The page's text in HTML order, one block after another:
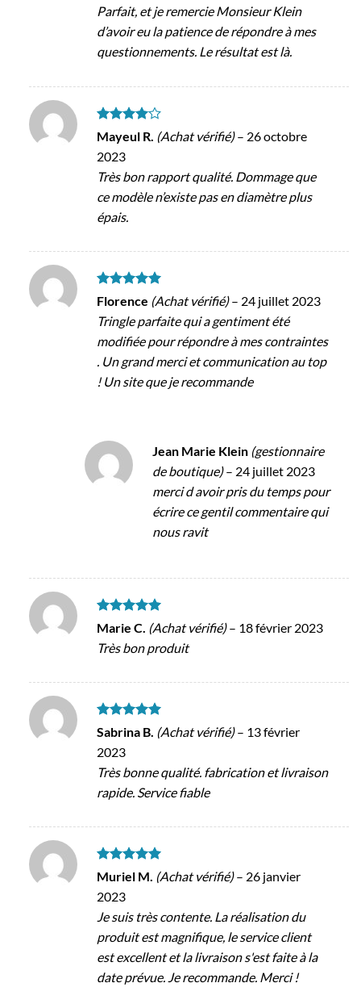
Parfait, et je remercie Monsieur Klein
d’avoir eu la patience de répondre à mes
questionnements. Le résultat est là.
Note4
sur 5
Mayeul R. (Achat vérifié) – 26 octobre
2023
Très bon rapport qualité. Dommage que
ce modèle n’existe pas en diamètre plus
épais.
Note5sur
5
Florence (Achat vérifié) – 24 juillet 2023
Tringle parfaite qui a gentiment été
modifiée pour répondre à mes contraintes
. Un grand merci et communication au top
! Un site que je recommande
Jean Marie Klein (gestionnaire
de boutique) – 24 juillet 2023
merci d avoir pris du temps pour
écrire ce gentil commentaire qui
nous ravit
Note5sur
5
Marie C. (Achat vérifié) – 18 février 2023
Très bon produit
Note5sur
5
Sabrina B. (Achat vérifié) – 13 février
2023
Très bonne qualité. fabrication et livraison
rapide. Service fiable
Note5sur
5
Muriel M. (Achat vérifié) – 26 janvier
2023
Je suis très contente. La réalisation du
produit est magnifique, le service client
est excellent et la livraison s'est faite à la
date prévue. Je recommande. Merci !